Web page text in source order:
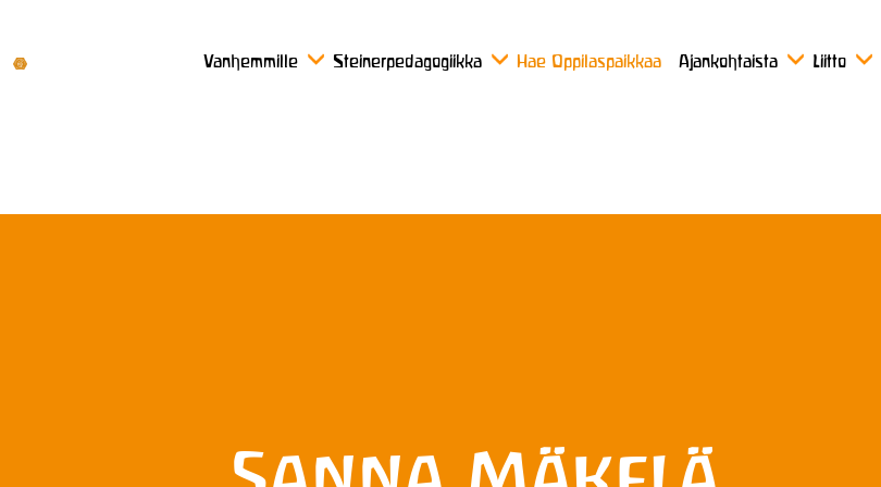
Vanhemmille Steinerpedagogiikka Hae Oppilaspaikkaa Ajankohtaista Liitto